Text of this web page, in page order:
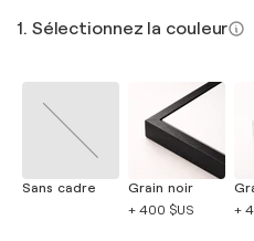
1. Sélectionnez la couleur
Sans cadre
Grain noir
+ 400 $US
+